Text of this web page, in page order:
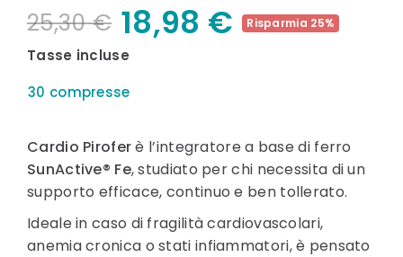
25,30 € 18,98 € Risparmia 25%
Tasse incluse
30 compresse
Cardio Piroferè l’integratore a base di ferro
SunActive® Fe, studiato per chi necessita di un
supporto efficace, continuo e ben tollerato.
Ideale in caso di fragilità cardiovascolari,
anemia cronica o stati infiammatori, è pensato